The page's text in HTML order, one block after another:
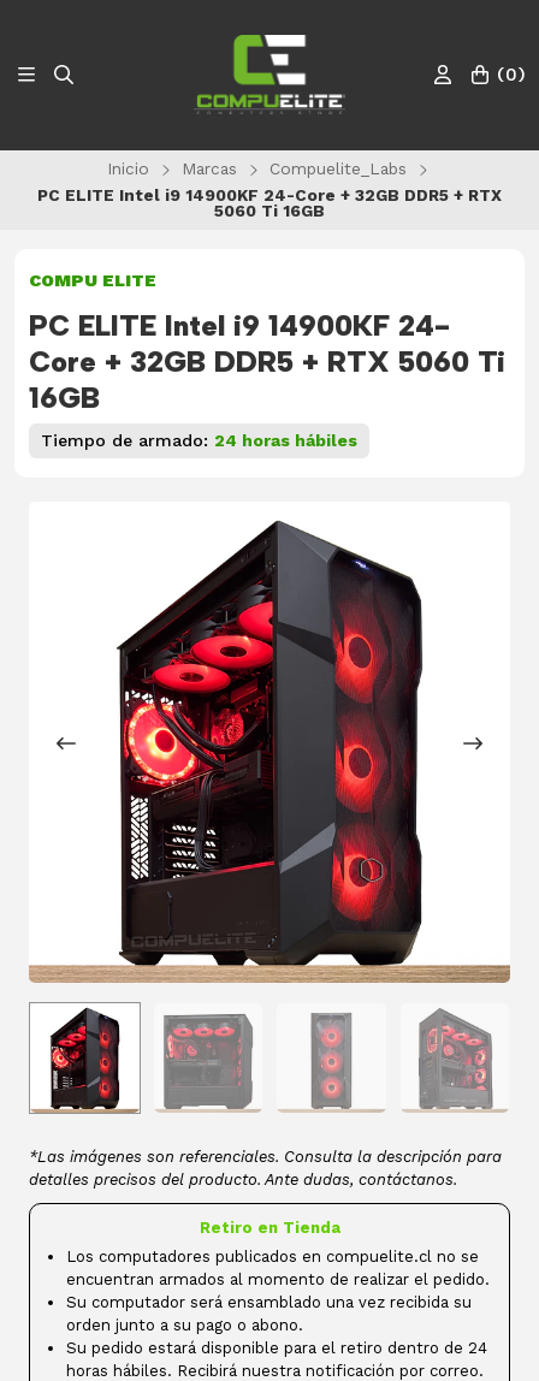
(0)
Inicio Marcas
Compuelite_Labs
PC ELITE Intel i9 14900KF 24-Core + 32GB DDR5 + RTX
5060 Ti 16GB
COMPU ELITE
PC ELITE Intel i9 14900KF 24-
Core + 32GB DDR5 + RTX 5060 Ti
16GB
Tiempo de armado: 24 horas hábiles
*Las imágenes son referenciales. Consulta la descripción para
detalles precisos del producto. Ante dudas, contáctanos.
Retiro en Tienda
Los computadores publicados en compuelite.cl no se
encuentran armados al momento de realizar el pedido.
Su computador será ensamblado una vez recibida su
orden junto a su pago o abono.
Su pedido estará disponible para el retiro dentro de 24
horas hábiles. Recibirá nuestra notificación por correo.